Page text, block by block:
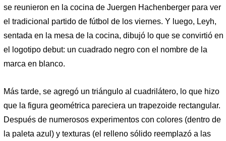
se reunieron en la cocina de Juergen Hachenberger para ver
el tradicional partido de fútbol de los viernes. Y luego, Leyh,
sentada en la mesa de la cocina, dibujó lo que se convirtió en
el logotipo debut: un cuadrado negro con el nombre de la
marca en blanco.
Más tarde, se agregó un triángulo al cuadrilátero, lo que hizo
que la figura geométrica pareciera un trapezoide rectangular.
Después de numerosos experimentos con colores (dentro de
la paleta azul) y texturas (el relleno sólido reemplazó a las